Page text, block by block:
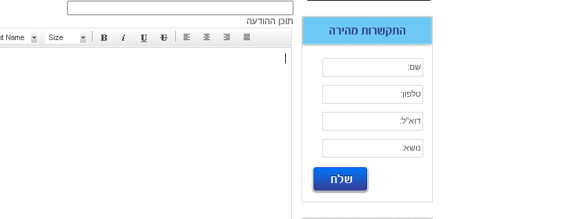
תוכן ההודעה